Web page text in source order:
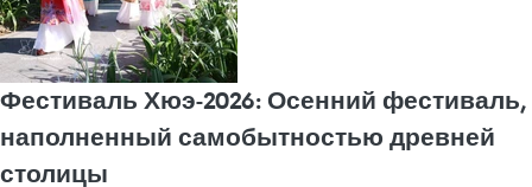
Фестиваль Хюэ-2026: Осенний фестиваль,
наполненный самобытностью древней
столицы